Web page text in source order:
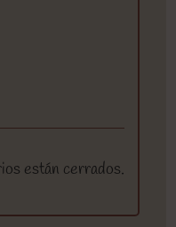
están cerrados.